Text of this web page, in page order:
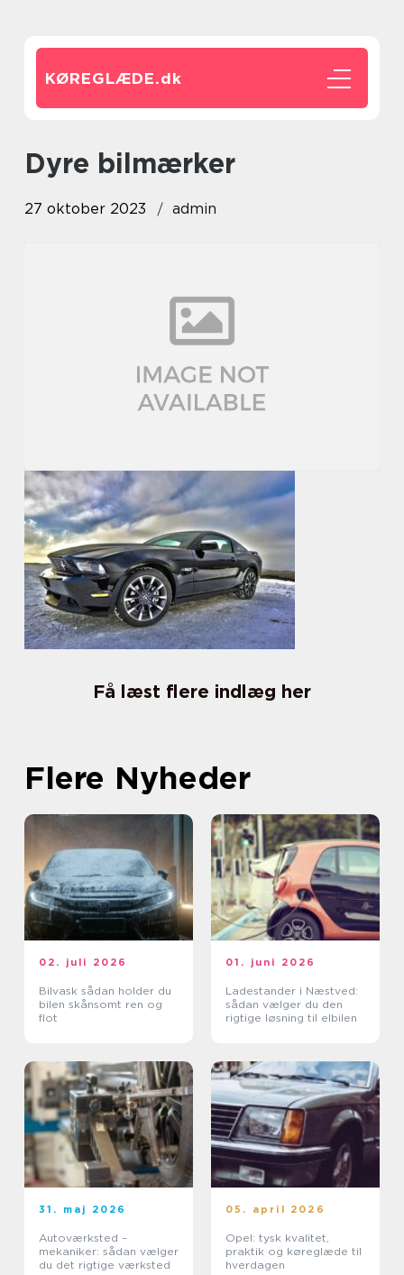
KØREGLÆDE.dk
dyre bilmærker
27 oktober 2023 admin
Få læst flere indlæg her
Flere Nyheder
02. juli 2026
Bilvask sådan holder du
bilen skånsomt ren og
flot
01. juni 2026
Ladestander i Næstved:
sådan vælger du den
rigtige løsning til elbilen
31. maj 2026
Autoværksted –
mekaniker: sådan vælger
du det rigtige værksted
05. april 2026
Opel: tysk kvalitet,
praktik og køreglæde til
hverdagen